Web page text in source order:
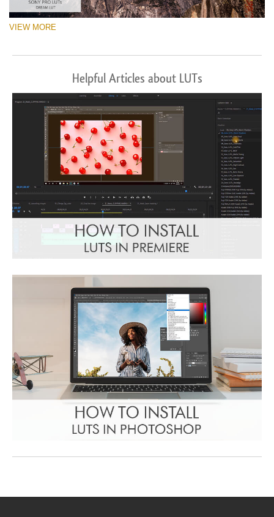
VIEW MORE
Helpful Articles about LUTs